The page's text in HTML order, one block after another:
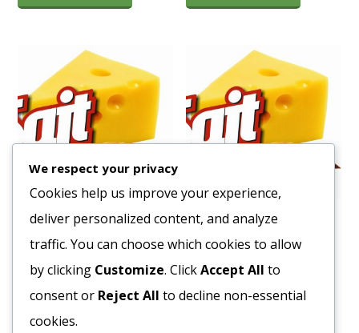
Fagy. Gyros Hús Nyers
(2Kg)
3260Ft
Bruttó egység ár:ft/kg.
Fagy. Szilvalekváros
Derelye 1×10 kg
1751Ft
Bruttó egység ár:ft/kg.
We respect your privacy
Cookies help us improve your experience,
deliver personalized content, and analyze
traffic. You can choose which cookies to allow
by clicking Customize. ClickAccept All to
consent or Reject All to decline non-essential
cookies.